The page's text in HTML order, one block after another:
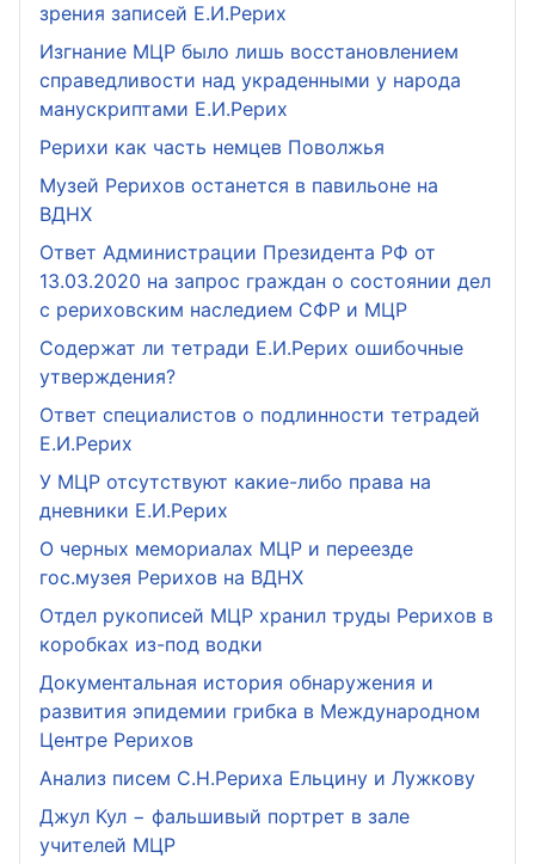
зрения записей Е.И.Рерих
Изгнание МЦР было лишь восстановлением
справедливости над украденными у народа
манускриптами Е.И.Рерих
Рерихи как часть немцев Поволжья
Музей Рерихов останется в павильоне на
ВДНХ
Ответ Администрации Президента РФ от
13.03.2020 на запрос граждан о состоянии дел
с рериховским наследием СФР и МЦР
Содержат ли тетради Е.И.Рерих ошибочные
утверждения?
Ответ специалистов о подлинности тетрадей
Е.И.Рерих
У МЦР отсутствуют какие-либо права на
дневники Е.И.Рерих
О черных мемориалах МЦР и переезде
гос.музея Рерихов на ВДНХ
Отдел рукописей МЦР хранил труды Рерихов в
коробках из-под водки
Документальная история обнаружения и
развития эпидемии грибка в Международном
Центре Рерихов
Анализ писем С.Н.Рериха Ельцину и Лужкову
Джул Кул − фальшивый портрет в зале
учителей МЦР